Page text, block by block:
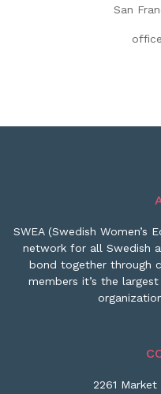
San
SWEA (Swedish Women’s
network for all Swedish
bond together through
members it’s the
2261